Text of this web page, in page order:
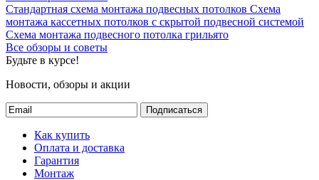
Стандартная схема монтажа подвесных потолков Схема
монтажа кассетных потолков с скрытой подвесной системой
Схема монтажа подвесного потолка грильято
Все обзоры и советы
Будьте в курсе!
Новости, обзоры и акции
Подписаться
Как купить
Оплата и доставка
Гарантия
Монтаж